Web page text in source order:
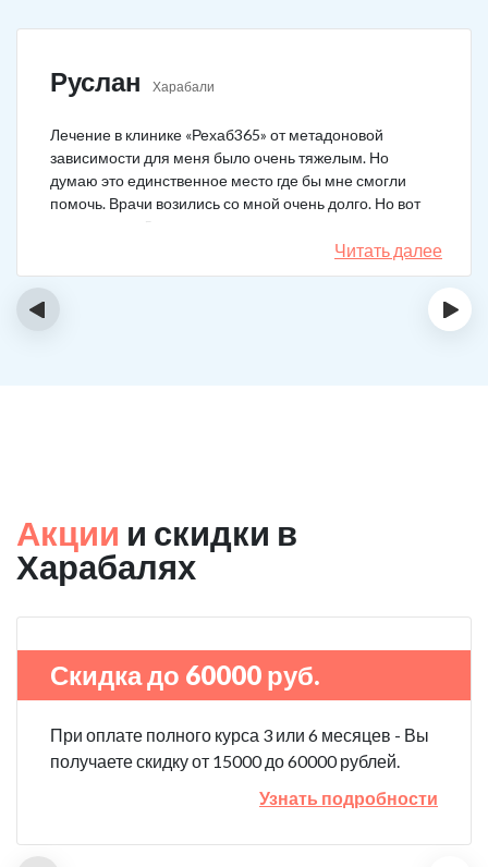
Руслан Харабали
Лечение в клинике «Рехаб365» от метадоновой
зависимости для меня было очень тяжелым. Но
думаю это единственное место где бы мне смогли
помочь. Врачи возились со мной очень долго. Но вот
теперь я уже 5 месяцев не принимаю наркотики.
Читать далее
‹ ›
Акции и скидки в
Харабалях
Скидка до 60000 руб.
При оплате полного курса 3 или 6 месяцев - Вы
получаете скидку от 15000 до 60000 рублей.
Узнать подробности